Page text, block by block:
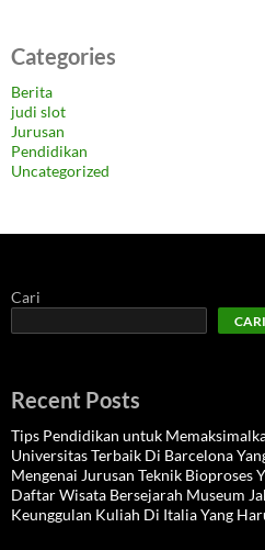
Categories
Berita
judi slot
Jurusan
Pendidikan
Uncategorized
Cari
CARI
Recent Posts
Tips Pendidikan untuk
Universitas Terbaik Di Barcelona
Mengenai Jurusan Teknik Bioproses
Daftar Wisata Bersejarah Museum
Keunggulan Kuliah Di Italia Yang